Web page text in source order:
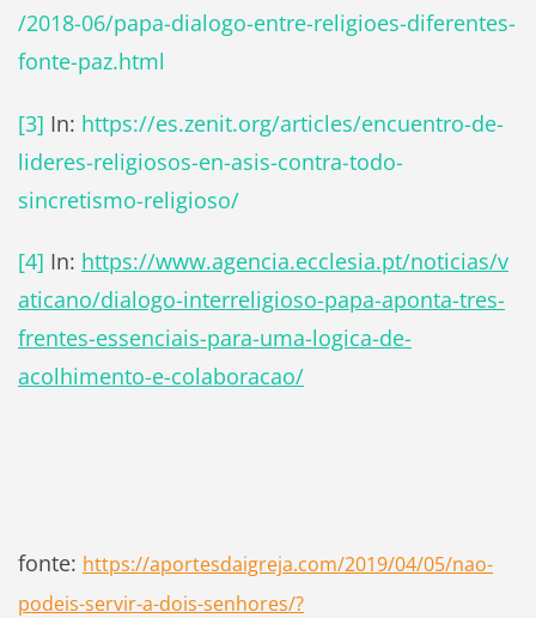
/2018-06/papa-dialogo-entre-religioes-diferentes-
fonte-paz.html
[3] In: https://es.zenit.org/articles/encuentro-de-
lideres-religiosos-en-asis-contra-todo-
sincretismo-religioso/
[4] In: https://www.agencia.ecclesia.pt/noticias/v
aticano/dialogo-interreligioso-papa-aponta-tres-
frentes-essenciais-para-uma-logica-de-
acolhimento-e-colaboracao/
fonte: https://aportesdaigreja.com/2019/04/05/nao-
podeis-servir-a-dois-senhores/?